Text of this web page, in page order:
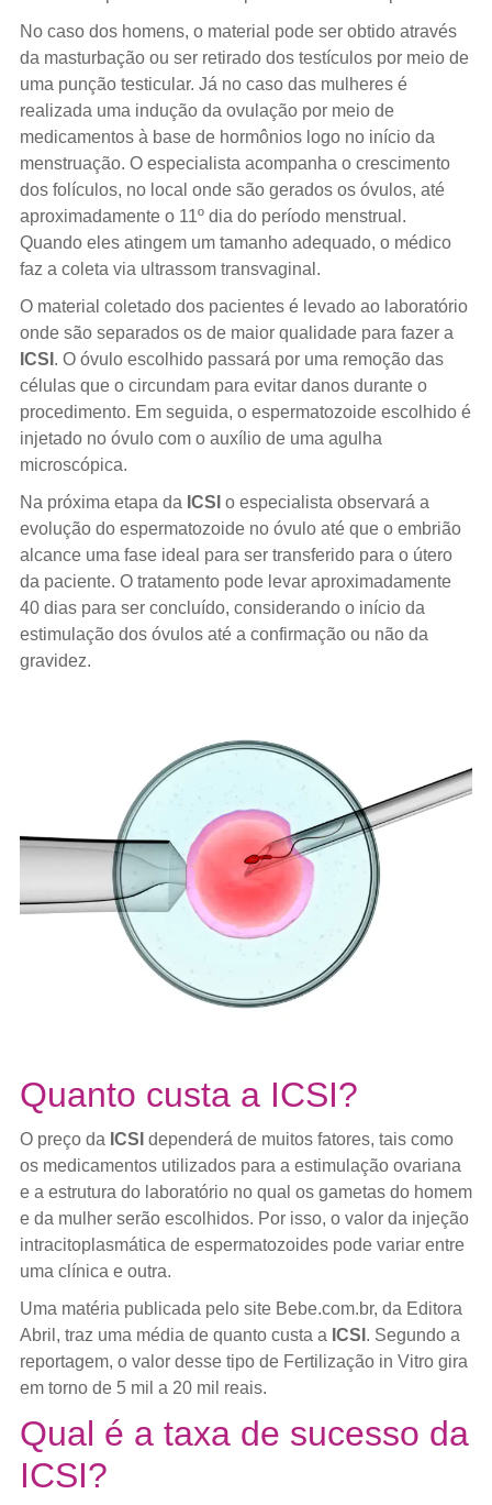
No caso dos homens, o material pode ser obtido através
da masturbação ou ser retirado dos testículos por meio de
uma punção testicular. Já no caso das mulheres é
realizada uma indução da ovulação por meio de
medicamentos à base de hormônios logo no início da
menstruação. O especialista acompanha o crescimento
dos folículos, no local onde são gerados os óvulos, até
aproximadamente o 11º dia do período menstrual.
Quando eles atingem um tamanho adequado, o médico
faz a coleta via ultrassom transvaginal.
O material coletado dos pacientes é levado ao laboratório
onde são separados os de maior qualidade para fazer a
ICSI . O óvulo escolhido passará por uma remoção das
células que o circundam para evitar danos durante o
procedimento. Em seguida, o espermatozoide escolhido é
injetado no óvulo com o auxílio de uma agulha
microscópica.
Na próxima etapa da ICSI o especialista observará a
evolução do espermatozoide no óvulo até que o embrião
alcance uma fase ideal para ser transferido para o útero
da paciente. O tratamento pode levar aproximadamente
40 dias para ser concluído, considerando o início da
estimulação dos óvulos até a confirmação ou não da
gravidez.
Quanto custa a ICSI?
O preço da ICSI dependerá de muitos fatores, tais como
os medicamentos utilizados para a estimulação ovariana
e a estrutura do laboratório no qual os gametas do homem
e da mulher serão escolhidos. Por isso, o valor da injeção
intracitoplasmática de espermatozoides pode variar entre
uma clínica e outra.
Uma matéria publicada pelo site Bebe.com.br, da Editora
Abril, traz uma média de quanto custa a ICSI . Segundo a
reportagem, o valor desse tipo de Fertilização in Vitro gira
em torno de 5 mil a 20 mil reais.
Qual é a taxa de sucesso da
ICSI?